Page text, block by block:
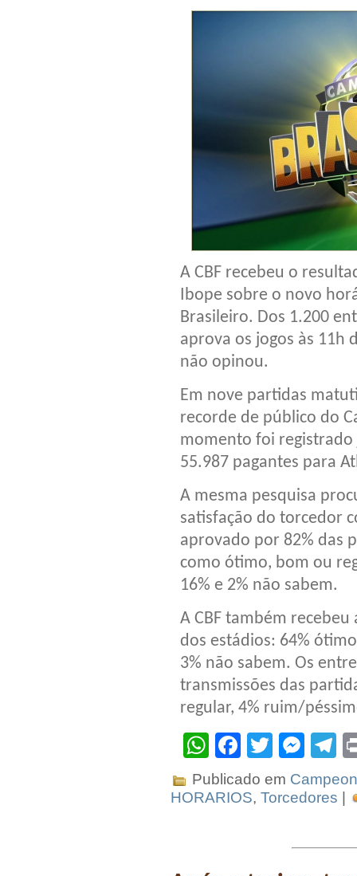
A CBF recebeu o
Ibope sobre o novo
Brasileiro. Dos 1.200
aprova os jogos às 11h
não opinou.
Em nove partidas
recorde de público do
momento foi
55.987 pagantes para
A mesma pesquisa
satisfação do torcedor
aprovado por 82% das
como ótimo, bom ou
16% e 2% não sabem.
A CBF também
dos estádios: 64%
3% não sabem. Os
transmissões das
regular, 4% ruim/
WhatsApp
Facebook
Twitter
Publicado em
HORARIOS, Torcedores